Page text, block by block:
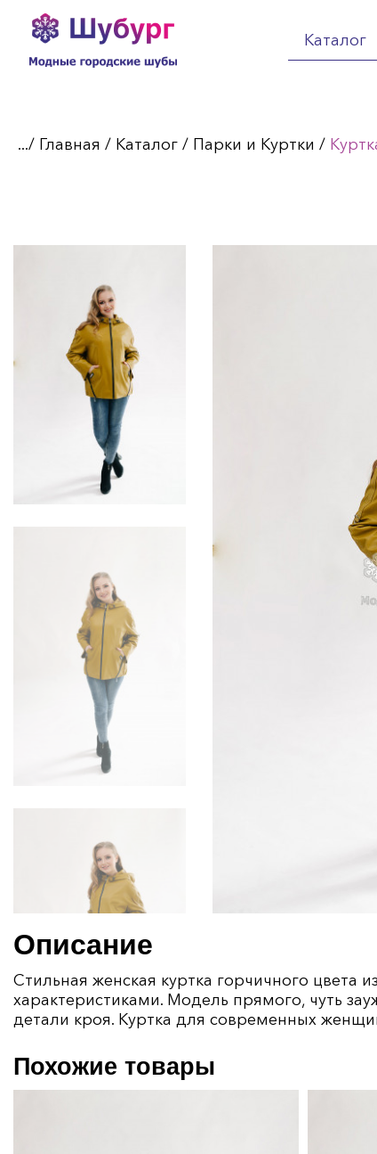
Каталог
.../ Главная / Каталог / Парки и Куртки /
Описание
Стильная женская куртка горчичного цвета
характеристиками. Модель прямого, чуть
детали кроя. Куртка для современных
Похожие товары